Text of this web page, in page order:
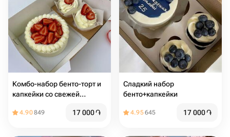
Комбо-набор бенто-торт и
капкейки со свежей
сливочным кремом (2 шт)
4.90849 17 000֏
Сладкий набор
бенто+капкейки
4.95645 17 000֏